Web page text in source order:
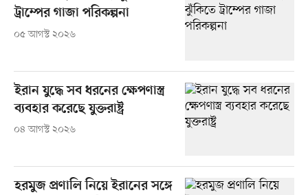
ট্রাম্পের গাজা পরিকল্পনা
০৫ আগস্ট ২০২৬
ইরান যুদ্ধে সব ধরনের ক্ষেপণাস্ত্র
ব্যবহার করেছে যুক্তরাষ্ট্র
০৪ আগস্ট ২০২৬
হরমুজ প্রণালি নিয়ে ইরানের সঙ্গে